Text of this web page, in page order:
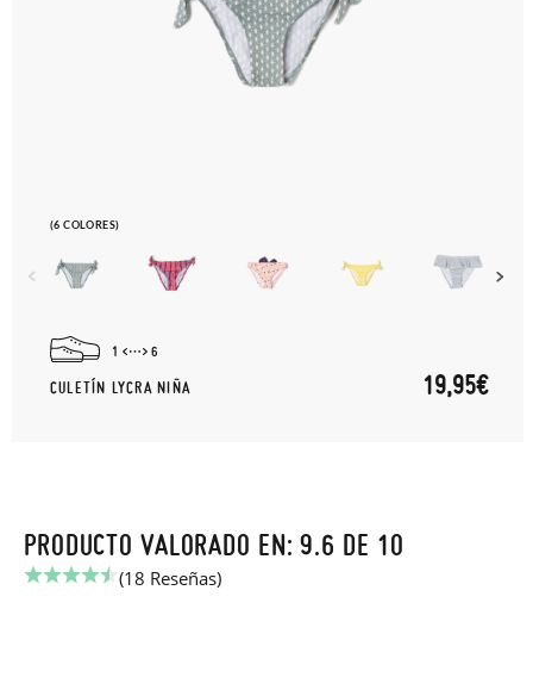
(6 COLORES)
1 6
CULETÍN LYCRA NIÑA 19,95€
PRODUCTO VALORADO EN: 9.6 DE 10
(18 Reseñas)